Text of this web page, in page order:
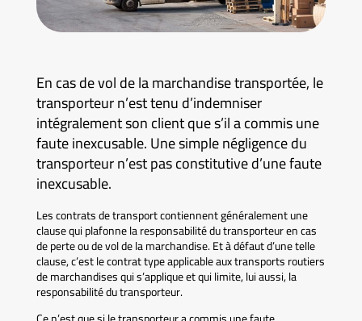
En cas de vol de la marchandise transportée, le
transporteur n’est tenu d’indemniser
intégralement son client que s’il a commis une
faute inexcusable. Une simple négligence du
transporteur n’est pas constitutive d’une faute
inexcusable.
Les contrats de transport contiennent généralement une
clause qui plafonne la responsabilité du transporteur en cas
de perte ou de vol de la marchandise. Et à défaut d’une telle
clause, c’est le contrat type applicable aux transports routiers
de marchandises qui s’applique et qui limite, lui aussi, la
responsabilité du transporteur.